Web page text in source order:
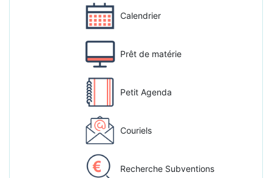
Calendrier
Prêt de matérie
Petit Agenda
Couriels
Recherche Subventions